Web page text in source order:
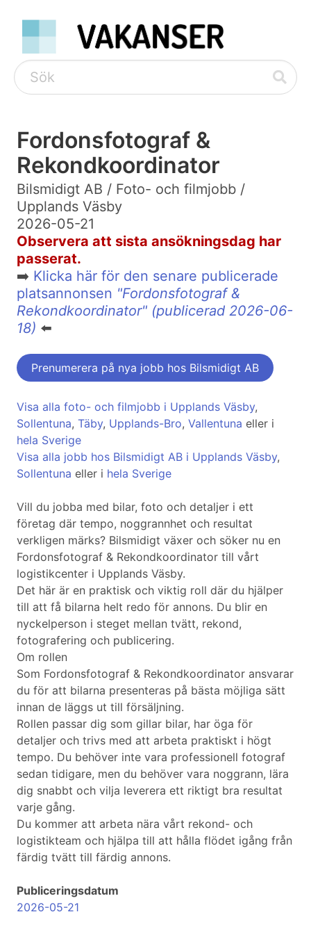
Fordonsfotograf &
Rekondkoordinator
Bilsmidigt AB / Foto- och filmjobb /
Upplands Väsby
2026-05-21
Observera att sista ansökningsdag har
passerat.
➡️ Klicka här för den senare publicerade
platsannonsen "Fordonsfotograf &
Rekondkoordinator" (publicerad 2026-06-
18) ⬅️
Prenumerera på nya jobb hos Bilsmidigt AB
Visa alla foto- och filmjobb i Upplands Väsby,
Sollentuna, Täby, Upplands-Bro, Vallentuna eller i
hela Sverige
Visa alla jobb hos Bilsmidigt AB i Upplands Väsby,
Sollentuna eller i hela Sverige
Vill du jobba med bilar, foto och detaljer i ett
företag där tempo, noggrannhet och resultat
verkligen märks? Bilsmidigt växer och söker nu en
Fordonsfotograf & Rekondkoordinator till vårt
logistikcenter i Upplands Väsby.
Det här är en praktisk och viktig roll där du hjälper
till att få bilarna helt redo för annons. Du blir en
nyckelperson i steget mellan tvätt, rekond,
fotografering och publicering.
Om rollen
Som Fordonsfotograf & Rekondkoordinator ansvarar
du för att bilarna presenteras på bästa möjliga sätt
innan de läggs ut till försäljning.
Rollen passar dig som gillar bilar, har öga för
detaljer och trivs med att arbeta praktiskt i högt
tempo. Du behöver inte vara professionell fotograf
sedan tidigare, men du behöver vara noggrann, lära
dig snabbt och vilja leverera ett riktigt bra resultat
varje gång.
Du kommer att arbeta nära vårt rekond- och
logistikteam och hjälpa till att hålla flödet igång från
färdig tvätt till färdig annons.
Publiceringsdatum
2026-05-21